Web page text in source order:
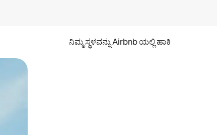
ನಿಮ್ಮ ಸ್ಥಳವನ್ನು Airbnb ಯಲ್ಲಿ ಹಾಕಿ